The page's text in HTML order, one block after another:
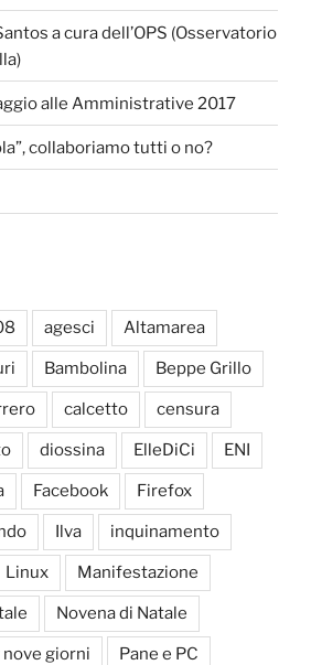
a cura dell’OPS (Osservatorio
alle Amministrative 2017
collaboriamo tutti o no?
agesci Altamarea
Bambolina Beppe Grillo
calcetto censura
diossina ElleDiCi ENI
Facebook Firefox
Ilva inquinamento
Linux Manifestazione
Novena di Natale
giorni Pane e PC